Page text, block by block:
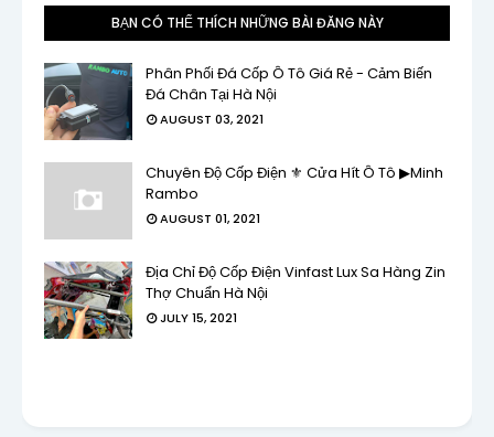
BẠN CÓ THỂ THÍCH NHỮNG BÀI ĐĂNG NÀY
Phân Phối Đá Cốp Ô Tô Giá Rẻ - Cảm Biến
Đá Chân Tại Hà Nội
AUGUST 03, 2021
Chuyên Độ Cốp Điện ⚜ Cửa Hít Ô Tô ▶Minh
Rambo
AUGUST 01, 2021
Địa Chỉ Độ Cốp Điện Vinfast Lux Sa Hàng Zin
Thợ Chuẩn Hà Nội
JULY 15, 2021